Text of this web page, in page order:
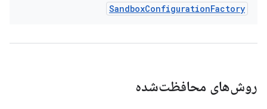
SandboxConfigurationFactory
روش‌های محافظت‌شده